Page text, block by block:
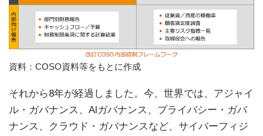
資料：COSO資料等をもとに作成
それから8年が経過しました。今、世界では、アジャイ
ル・ガバナンス、AIガバナンス、プライバシー・ガバ
ナンス、クラウド・ガバナンスなど、サイバーフィジ